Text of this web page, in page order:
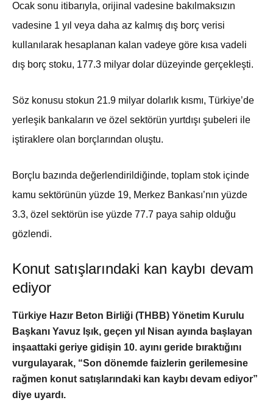
Ocak sonu itibarıyla, orijinal vadesine bakılmaksızın
vadesine 1 yıl veya daha az kalmış dış borç verisi
kullanılarak hesaplanan kalan vadeye göre kısa vadeli
dış borç stoku, 177.3 milyar dolar düzeyinde gerçekleşti.
Söz konusu stokun 21.9 milyar dolarlık kısmı, Türkiye’de
yerleşik bankaların ve özel sektörün yurtdışı şubeleri ile
iştiraklere olan borçlarından oluştu.
Borçlu bazında değerlendirildiğinde, toplam stok içinde
kamu sektörünün yüzde 19, Merkez Bankası’nın yüzde
3.3, özel sektörün ise yüzde 77.7 paya sahip olduğu
gözlendi.
Konut satışlarındaki kan kaybı devam
ediyor
Türkiye Hazır Beton Birliği (THBB) Yönetim Kurulu
Başkanı Yavuz Işık, geçen yıl Nisan ayında başlayan
inşaattaki geriye gidişin 10. ayını geride bıraktığını
vurgulayarak, “Son dönemde faizlerin gerilemesine
rağmen konut satışlarındaki kan kaybı devam ediyor”
diye uyardı.